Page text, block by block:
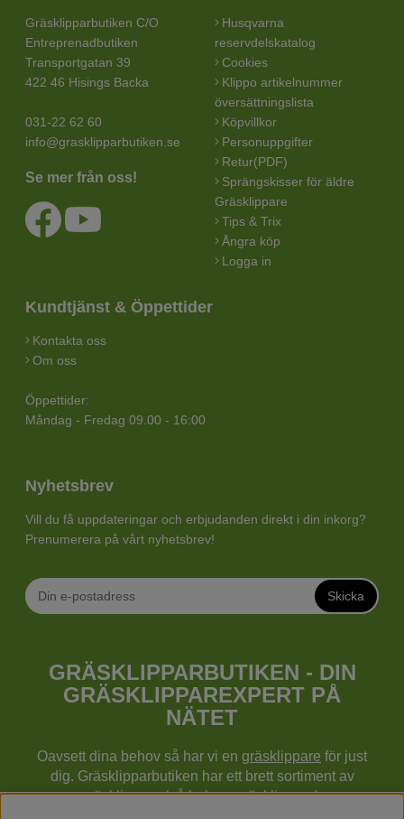
Gräsklipparbutiken C/O
Entreprenadbutiken
Transportgatan 39
422 46 Hisings Backa
031-22 62 60
info@grasklipparbutiken.se
Se mer från oss!
Husqvarna
reservdelskatalog
Cookies
Klippo artikelnummer
översättningslista
Köpvillkor
Personuppgifter
Retur(PDF)
Sprängskisser för äldre
Gräsklippare
Tips & Trix
Ångra köp
Logga in
Kundtjänst & Öppettider
Kontakta oss
Om oss
Öppettider:
Måndag - Fredag 09.00 - 16:00
Nyhetsbrev
Vill du få uppdateringar och erbjudanden direkt i din inkorg?
Prenumerera på vårt nyhetsbrev!
Skicka
GRÄSKLIPPARBUTIKEN - DIN
GRÄSKLIPPAREXPERT PÅ
NÄTET
Oavsett dina behov så har vi en gräsklippare för just
dig. Gräsklipparbutiken har ett brett sortiment av
gräsklippare (gå bakom gräsklippare),